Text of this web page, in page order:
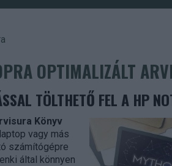
OPTIMALIZÁLT
TÖLTHETŐ FEL A HP
Könyv
vagy más
számítógépre
által könnyen